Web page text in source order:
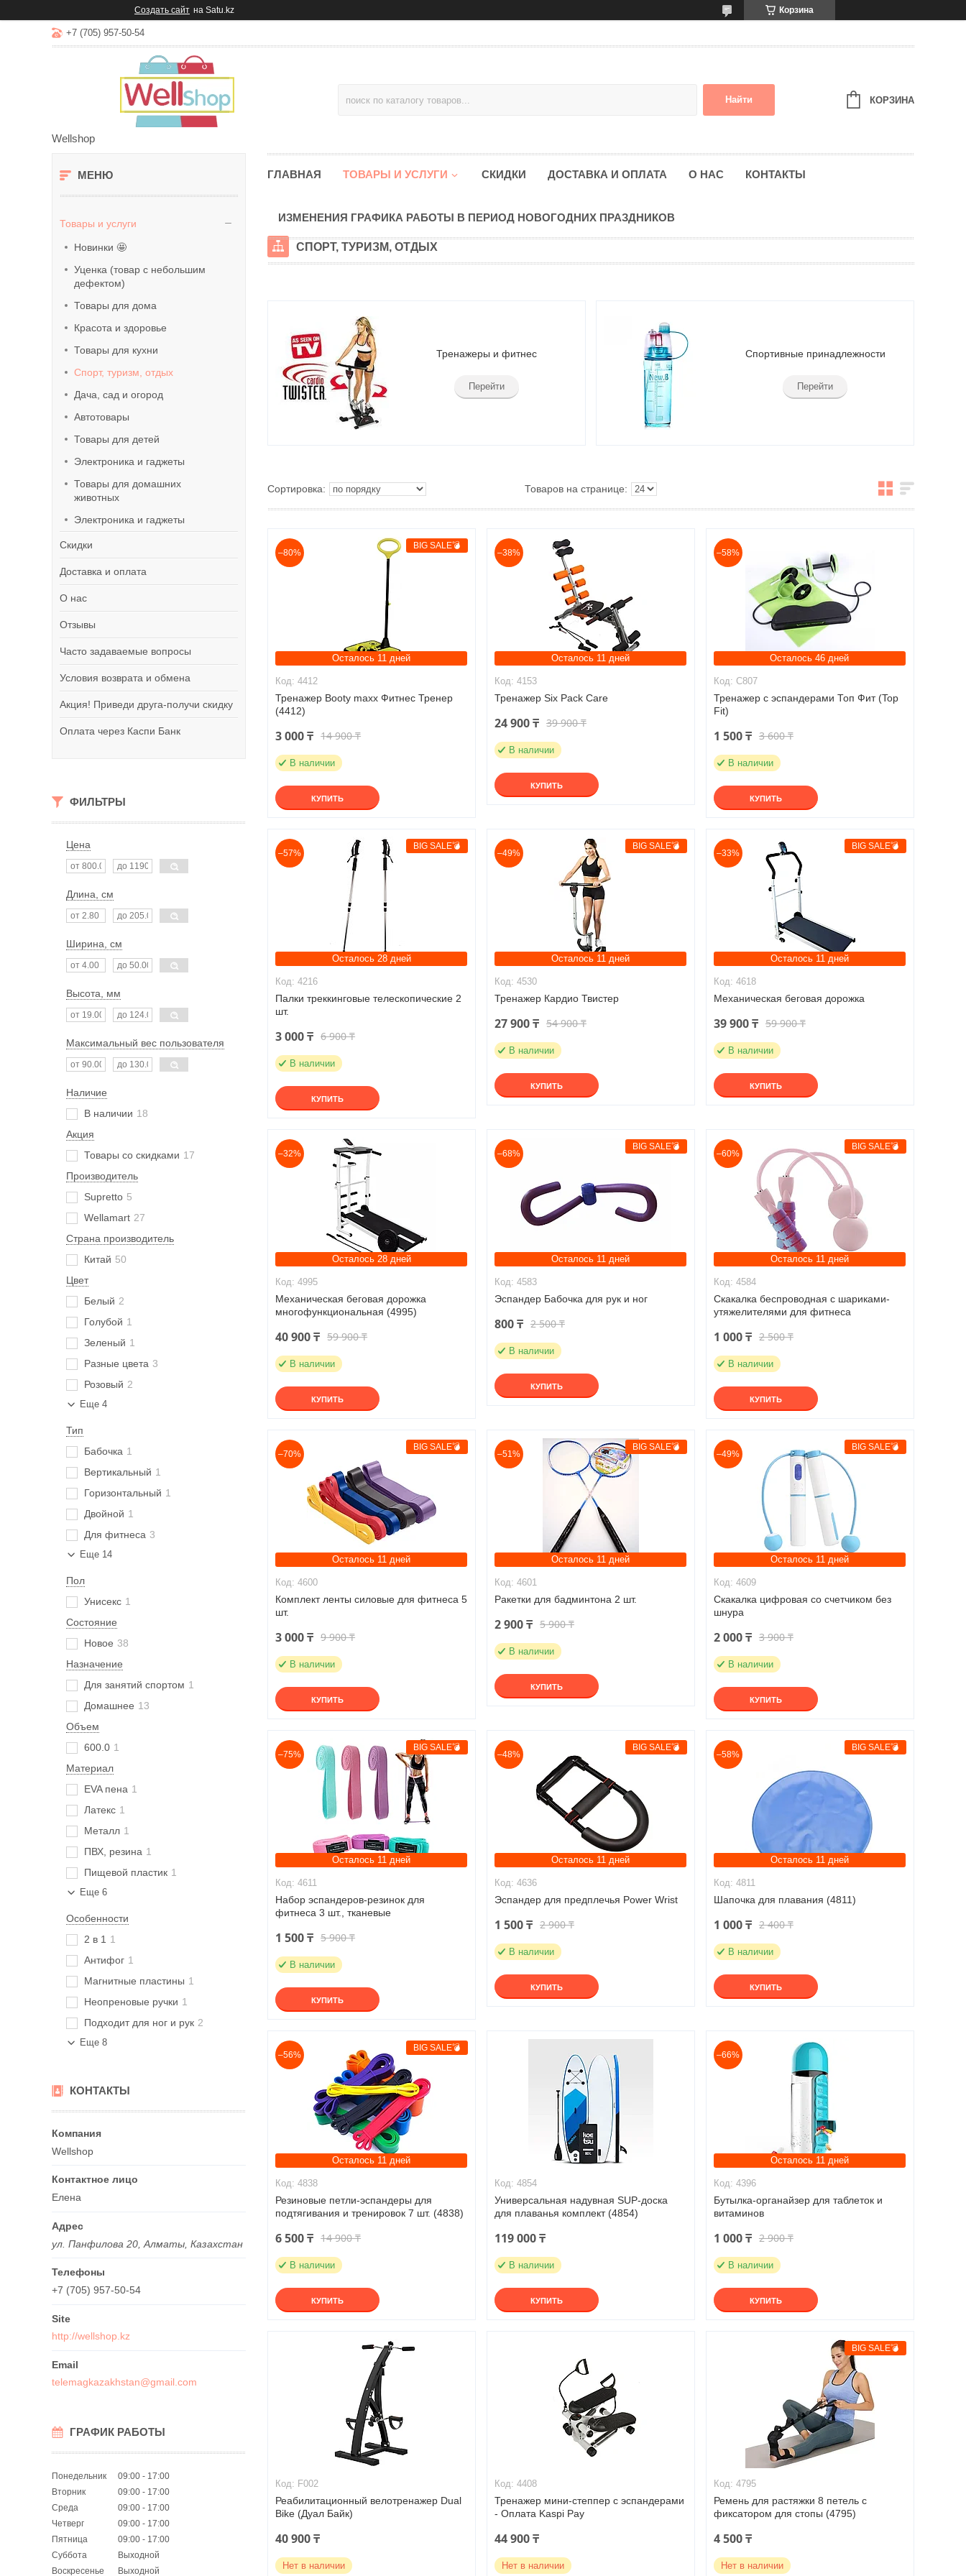
Создать сайт на Satu.kz Корзина
+7 (705) 957-50-54
Wellshop
Найти КОРЗИНА
Товары и услуги
Новинки 🤩
Уценка (товар с небольшим
дефектом)
Товары для дома
Красота и здоровье
Товары для кухни
Спорт, туризм, отдых
Дача, сад и огород
Автотовары
Товары для детей
Электроника и гаджеты
Товары для домашних
животных
Электроника и гаджеты
Скидки
Доставка и оплата
О нас
Отзывы
Часто задаваемые вопросы
Условия возврата и обмена
Акция! Приведи друга-получи скидку
Оплата через Каспи Банк
ФИЛЬТРЫ
Цена
Длина, см
Ширина, см
Высота, мм
Максимальный вес пользователя
Наличие
В наличии 18
Акция
Товары со скидками 17
Производитель
Supretto 5
Wellamart 27
Страна производитель
Китай 50
Цвет
Белый 2
Голубой 1
Зеленый 1
Разные цвета 3
Розовый 2
Еще 4
Тип
Бабочка 1
Вертикальный 1
Горизонтальный 1
Двойной 1
Для фитнеса 3
Еще 14
Пол
Унисекс 1
Состояние
Новое 38
Назначение
Для занятий спортом 1
Домашнее 13
Объем
600.0 1
Материал
EVA пена 1
Латекс 1
Металл 1
ПВХ, резина 1
Пищевой пластик 1
Еще 6
Особенности
2 в 1 1
Антифог 1
Магнитные пластины 1
Неопреновые ручки 1
Подходит для ног и рук 2
Еще 8
КОНТАКТЫ
Wellshop
Елена
ул. Панфилова 20, Алматы, Казахстан
+7 (705) 957-50-54
http://wellshop.kz
telemagkazakhstan@gmail.com
ГРАФИК РАБОТЫ
Понедельник 09:00
17:00
Вторник
09:00
17:00
Среда
09:00
17:00
Четверг
09:00
17:00
Пятница
09:00
17:00
Суббота
Выходной
Воскресенье
Выходной
ГЛАВНАЯ ТОВАРЫ И УСЛУГИ СКИДКИ ДОСТАВКА И ОПЛАТА О НАС КОНТАКТЫ
ИЗМЕНЕНИЯ ГРАФИКА РАБОТЫ В ПЕРИОД НОВОГОДНИХ ПРАЗДНИКОВ
СПОРТ, ТУРИЗМ, ОТДЫХ
Тренажеры и фитнес
Перейти
Спортивные принадлежности
Перейти
BIG SALE💣
–80%
Осталось 11 дней
4412
Тренажер Booty maxx Фитнес Тренер
(4412)
3 000 ₸ 14 900 ₸
В наличии
КУПИТЬ
–38%
Осталось 11 дней
4153
Тренажер Six Pack Care
24 900 ₸ 39 900 ₸
В наличии
КУПИТЬ
–58%
Осталось 46 дней
C807
Тренажер с эспандерами Топ Фит (Top
Fit)
1 500 ₸ 3 600 ₸
В наличии
КУПИТЬ
BIG SALE💣
–57%
Осталось 28 дней
4216
Палки треккинговые телескопические 2
шт.
3 000 ₸ 6 900 ₸
В наличии
КУПИТЬ
BIG SALE💣
–49%
Осталось 11 дней
4530
Тренажер Кардио Твистер
27 900 ₸ 54 900 ₸
В наличии
КУПИТЬ
BIG SALE💣
–33%
Осталось 11 дней
4618
Механическая беговая дорожка
39 900 ₸ 59 900 ₸
В наличии
КУПИТЬ
–32%
Осталось 28 дней
4995
Механическая беговая дорожка
многофункциональная (4995)
40 900 ₸ 59 900 ₸
В наличии
КУПИТЬ
BIG SALE💣
–68%
Осталось 11 дней
4583
Эспандер Бабочка для рук и ног
800 ₸ 2 500 ₸
В наличии
КУПИТЬ
BIG SALE💣
–60%
Осталось 11 дней
4584
Скакалка беспроводная с шариками-
утяжелителями для фитнеса
1 000 ₸ 2 500 ₸
В наличии
КУПИТЬ
BIG SALE💣
–70%
Осталось 11 дней
4600
Комплект ленты силовые для фитнеса 5
шт.
3 000 ₸ 9 900 ₸
В наличии
КУПИТЬ
BIG SALE💣
–51%
Осталось 11 дней
4601
Ракетки для бадминтона 2 шт.
2 900 ₸ 5 900 ₸
В наличии
КУПИТЬ
BIG SALE💣
–49%
Осталось 11 дней
4609
Скакалка цифровая со счетчиком без
шнура
2 000 ₸ 3 900 ₸
В наличии
КУПИТЬ
BIG SALE💣
–75%
Осталось 11 дней
4611
Набор эспандеров-резинок для
фитнеса 3 шт., тканевые
1 500 ₸ 5 900 ₸
В наличии
КУПИТЬ
BIG SALE💣
–48%
Осталось 11 дней
4636
Эспандер для предплечья Power Wrist
1 500 ₸ 2 900 ₸
В наличии
КУПИТЬ
BIG SALE💣
–58%
Осталось 11 дней
4811
Шапочка для плавания (4811)
1 000 ₸ 2 400 ₸
В наличии
КУПИТЬ
BIG SALE💣
–56%
Осталось 11 дней
4838
Резиновые петли-эспандеры для
подтягивания и тренировок 7 шт. (4838)
6 500 ₸ 14 900 ₸
В наличии
КУПИТЬ
4854
Универсальная надувная SUP-доска
для плаванья комплект (4854)
119 000 ₸
В наличии
КУПИТЬ
–66%
Осталось 11 дней
4396
Бутылка-органайзер для таблеток и
витаминов
1 000 ₸ 2 900 ₸
В наличии
КУПИТЬ
F002
Реабилитационный велотренажер Dual
Bike (Дуал Байк)
40 900 ₸
Нет в наличии
4408
Тренажер мини-степпер с эспандерами
- Оплата Kaspi Pay
44 900 ₸
Нет в наличии
BIG SALE💣
4795
Ремень для растяжки 8 петель с
фиксатором для стопы (4795)
4 500 ₸
Нет в наличии